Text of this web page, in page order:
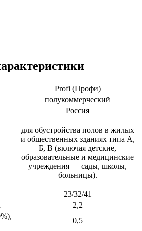
Profi (Профи)
полукоммерческий
Россия
для обустройства полов в жилых
и общественных зданиях типа А,
Б, В (включая детские,
образовательные и медицинские
учреждения — сады, школы,
больницы).
23/32/41
2,2
0,5